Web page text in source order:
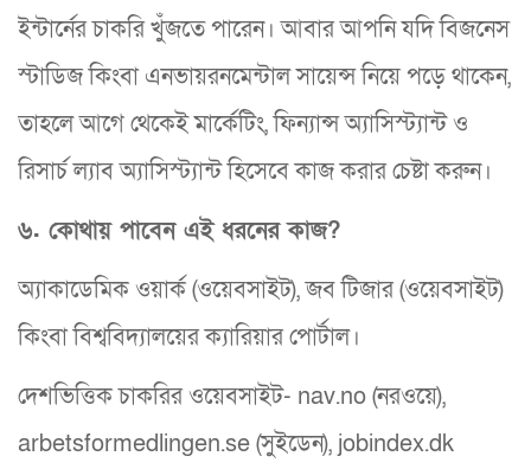
ইন্টার্নের চাকরি খুঁজতে পারেন। আবার আপনি যদি বিজনেস
স্টাডিজ কিংবা এনভায়রনমেন্টাল সায়েন্স নিয়ে পড়ে থাকেন,
তাহলে আগে থেকেই মার্কেটিং, ফিন্যান্স অ্যাসিস্ট্যান্ট ও
রিসার্চ ল্যাব অ্যাসিস্ট্যান্ট হিসেবে কাজ করার চেষ্টা করুন।
৬. কোথায় পাবেন এই ধরনের কাজ?
অ্যাকাডেমিক ওয়ার্ক (ওয়েবসাইট), জব টিজার (ওয়েবসাইট)
কিংবা বিশ্ববিদ্যালয়ের ক্যারিয়ার পোর্টাল।
দেশভিত্তিক চাকরির ওয়েবসাইট- nav.no (নরওয়ে),
arbetsformedlingen.se (সুইডেন), jobindex.dk